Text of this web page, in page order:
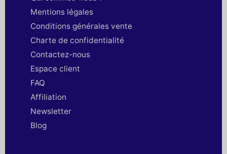
Mentions légales
Conditions générales vente
Charte de confidentialité
Contactez-nous
Espace client
FAQ
Affiliation
Newsletter
Blog